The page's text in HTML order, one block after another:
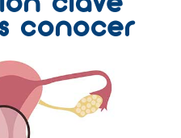
conocer